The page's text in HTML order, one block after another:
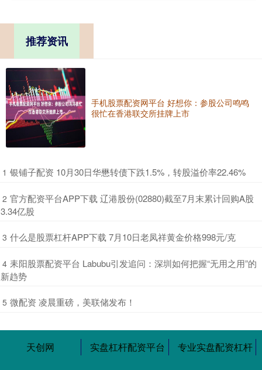
推荐资讯
手机股票配资网平台 好想你：参股公司鸣鸣
很忙在香港联交所挂牌上市
1 ​银铺子配资 10月30日华懋转债下跌1.5%，转股溢价率22.46%
2 ​官方配资平台APP下载 辽港股份(02880)截至7月末累计回购A股
3.34亿股
3 ​什么是股票杠杆APP下载 7月10日老凤祥黄金价格998元/克
4 ​耒阳股票配资平台 Labubu引发追问：深圳如何把握“无用之用”的
新趋势
5 ​微配资 凌晨重磅，美联储发布！
天创网 实盘杠杆配资平台 专业实盘配资杠杆